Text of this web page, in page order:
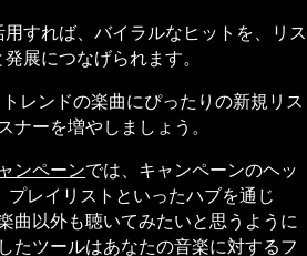
すれば、バイラルなヒットを、リス
展につなげられます。
レンドの楽曲にぴったりの新規リス
ナーを増やしましょう。
ンペーンでは、キャンペーンのヘッ
プレイリストといったハブを通じ
曲以外も聴いてみたいと思うように
たツールはあなたの音楽に対するフ